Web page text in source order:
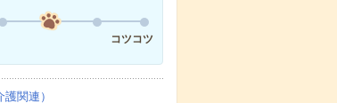
コツコツ
関連）